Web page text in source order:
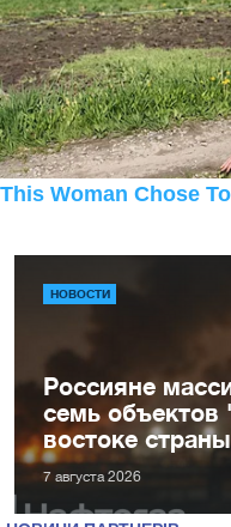
НОВОСТИ
Россияне
семь
востоке страны
7 августа 2026